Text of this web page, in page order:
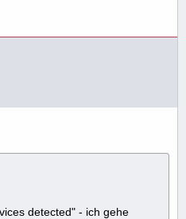
detected" - ich gehe